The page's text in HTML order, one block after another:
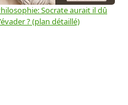
Socrate aurait il dû
? (plan détaillé)